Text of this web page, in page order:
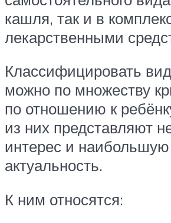
кашля, так и в
лекарственными
Классифицировать
можно по множеству
по отношению к
из них представляют
интерес и наибольшую
актуальность.
К ним относятся: